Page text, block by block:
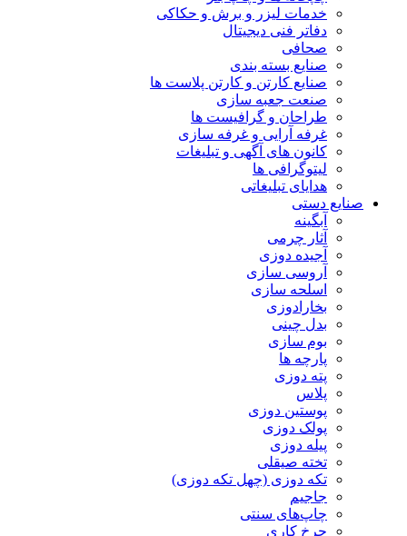
خدمات لیزر و برش و حکاکی
دفاتر فنی دیجیتال
صحافی
صنایع بسته بندی
صنایع کارتن و کارتن پلاست ها
صنعت جعبه سازی
طراحان و گرافیست ها
غرفه آرایی و غرفه سازی
کانون های آگهی و تبلیغات
لیتوگرافی ها
هدایای تبلیغاتی
صنایع دستی
آبگینه
آثار چرمی
آجیده دوزی
آروسی سازی
اسلحه سازی
بخارادوزی
بدل چینی
بوم سازی
پارچه ها
پته دوزی
پلاس
پوستین دوزی
پولک دوزی
پیله دوزی
تخته صیقلی
تکه دوزی (چهل تکه دوزی)
جاجیم
چاپ‌های سنتی
چرخ کاری